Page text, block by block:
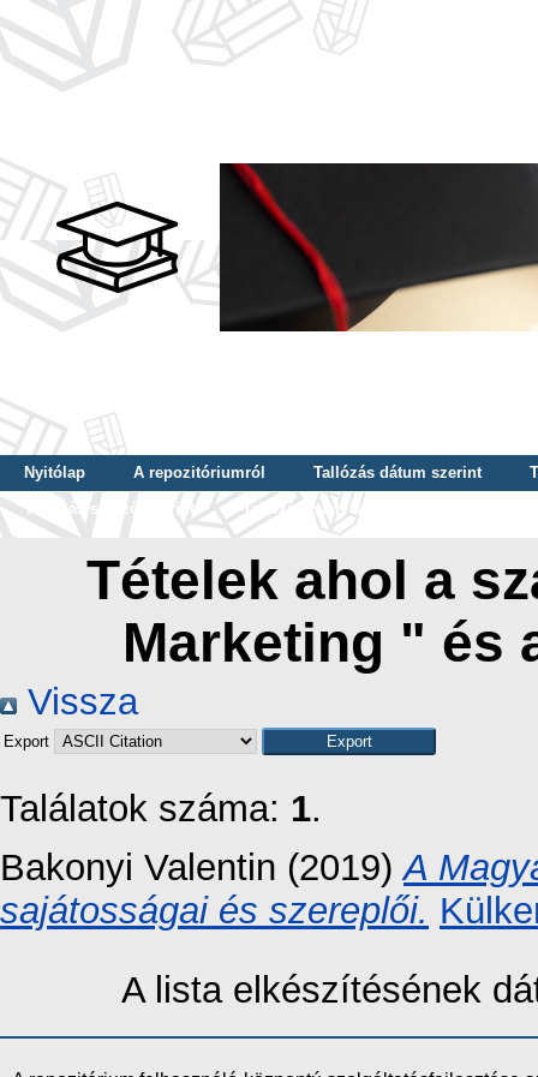
Nyitólap A repozitóriumról Tallózás dátum szerint
Tallózás szerző szerint
Tallózás nyelv szerint
Tételek ahol a
Marketing " és
Vissza
Export
Találatok száma: 1.
Bakonyi Valentin (2019)A
sajátosságai és szereplői.
A lista elkészítésének